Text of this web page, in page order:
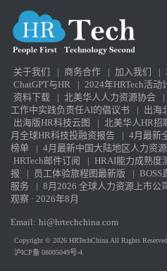
关于我们 | 商务合作 | 加入我们 |
ChatGPT与HR
| 2024年HRTech活动
资料下载
| 北美华人人力资源协会 |
工作中实践负责任AI的倡议书
| 出海
出海版HR科技云图
| 北美华人HR招
月全球HR科技投融资报告
| 4月最新
榜单
| 4月最新中国大陆地区人力资
HRTech邮件订阅
| HRAI能力成熟度
报
| 员工体验旅程图最新版 | BOSS
服务
| 8月2026 全球人力资源上市公
观察 · 2026年8月
Email: hi@hrtechchina.com
Copyright © 2026 HRTechChina.All Rights
沪ICP备 08005049号-4.